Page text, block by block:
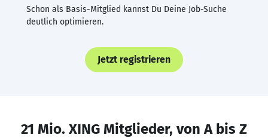
Schon als Basis-Mitglied kannst Du Deine Job-Suche
deutlich optimieren.
Jetzt registrieren
21 Mio. XING Mitglieder, von A bis Z